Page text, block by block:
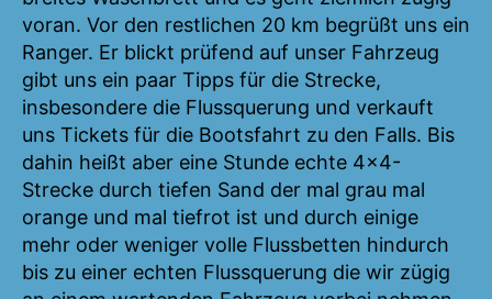
voran. Vor den restlichen 20 km begrüßt uns ein
Ranger. Er blickt prüfend auf unser Fahrzeug
gibt uns ein paar Tipps für die Strecke,
insbesondere die Flussquerung und verkauft
uns Tickets für die Bootsfahrt zu den Falls. Bis
dahin heißt aber eine Stunde echte 4×4-
Strecke durch tiefen Sand der mal grau mal
orange und mal tiefrot ist und durch einige
mehr oder weniger volle Flussbetten hindurch
bis zu einer echten Flussquerung die wir zügig